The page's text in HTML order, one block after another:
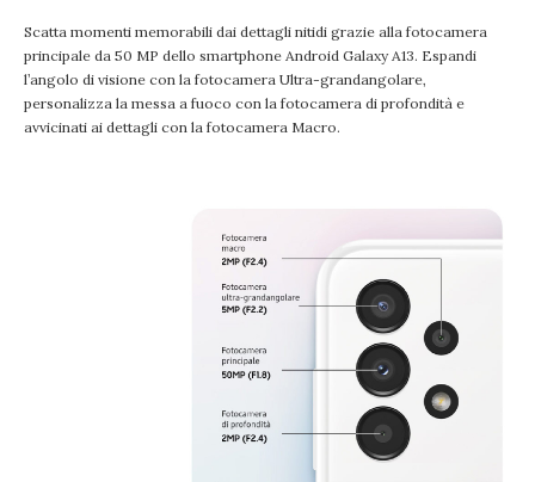
Scatta momenti memorabili dai dettagli nitidi grazie alla fotocamera
principale da 50 MP dello smartphone Android Galaxy A13. Espandi
l’angolo di visione con la fotocamera Ultra-grandangolare,
personalizza la messa a fuoco con la fotocamera di profondità e
avvicinati ai dettagli con la fotocamera Macro.